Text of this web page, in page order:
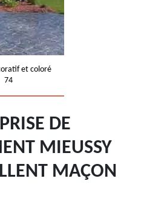
et coloré
74
DE
MIEUSSY
MAÇON